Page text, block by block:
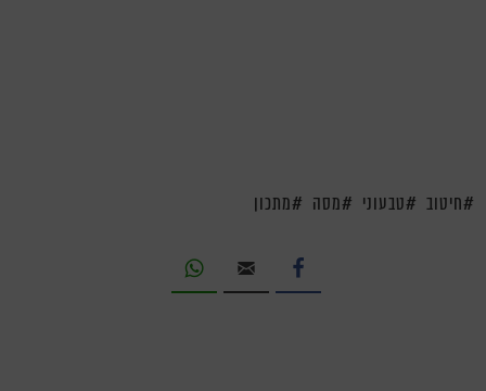
חיטוב טבעוני מסה מתכון